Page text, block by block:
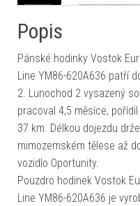
Popis
Pánské hodinky Vostok
Line YM86-620A636 patří
2. Lunochod 2 vysazený
pracoval 4,5 měsíce,
37 km. Délkou dojezdu
mimozemském tělese až
vozidlo Oportunity.
Pouzdro hodinek Vostok
Line YM86-620A636 je